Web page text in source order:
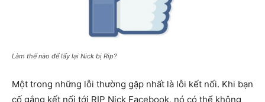
Làm thế nào để lấy lại Nick bị Rip?
Một trong những lỗi thường gặp nhất là lỗi kết nối. Khi bạn
cố gắng kết nối tới RIP Nick Facebook, nó có thể không